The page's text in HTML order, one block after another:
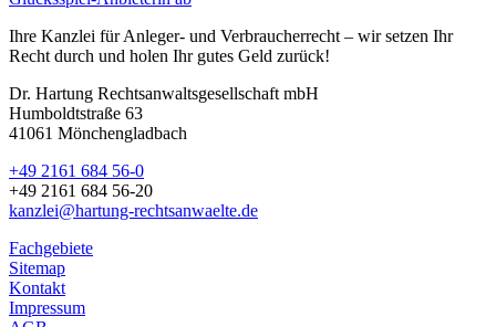
Ihre Kanzlei für Anleger- und Verbraucherrecht – wir setzen Ihr
Recht durch und holen Ihr gutes Geld zurück!
Dr. Hartung Rechtsanwaltsgesellschaft mbH
Humboldtstraße 63
41061 Mönchengladbach
+49 2161 684 56-0
+49 2161 684 56-20
kanzlei@hartung-rechtsanwaelte.de
Fachgebiete
Sitemap
Kontakt
Impressum